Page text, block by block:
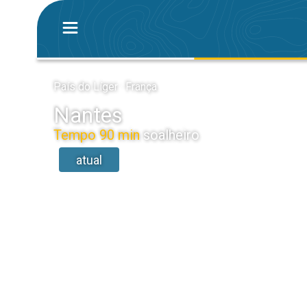
País do Líger · França
Nantes
Tempo 90 minsoalheiro
atual